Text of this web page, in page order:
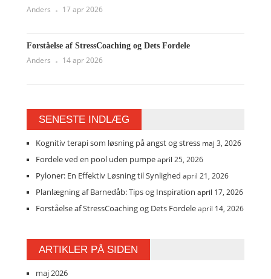
Anders 17 apr 2026
Forståelse af StressCoaching og Dets Fordele
Anders 14 apr 2026
SENESTE INDLÆG
Kognitiv terapi som løsning på angst og stress maj 3, 2026
Fordele ved en pool uden pumpeapril 25, 2026
Pyloner: En Effektiv Løsning til Synlighed april 21, 2026
Planlægning af Barnedåb: Tips og Inspiration april 17, 2026
Forståelse af StressCoaching og Dets Fordeleapril 14, 2026
ARTIKLER PÅ SIDEN
maj 2026